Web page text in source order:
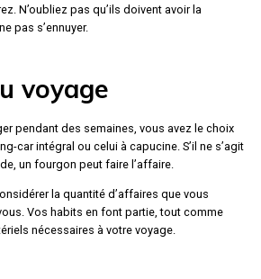
N’oubliez pas qu’ils doivent avoir la
pas s’ennuyer.
voyage
pendant des semaines, vous avez le choix
car intégral ou celui à capucine. S’il ne s’agit
un fourgon peut faire l’affaire.
la quantité d’affaires que vous
Vos habits en font partie, tout comme
nécessaires à votre voyage.